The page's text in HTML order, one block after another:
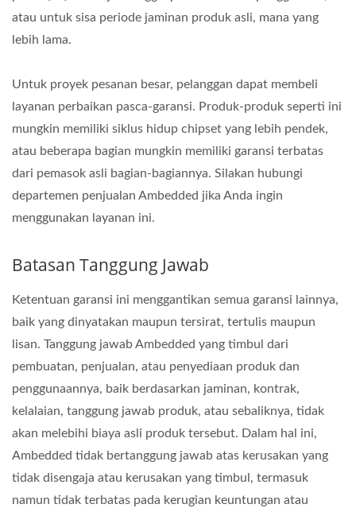
atau untuk sisa periode jaminan produk asli, mana yang
lebih lama.
Untuk proyek pesanan besar, pelanggan dapat membeli
layanan perbaikan pasca-garansi. Produk-produk seperti ini
mungkin memiliki siklus hidup chipset yang lebih pendek,
atau beberapa bagian mungkin memiliki garansi terbatas
dari pemasok asli bagian-bagiannya. Silakan hubungi
departemen penjualan Ambedded jika Anda ingin
menggunakan layanan ini.
Batasan Tanggung Jawab
Ketentuan garansi ini menggantikan semua garansi lainnya,
baik yang dinyatakan maupun tersirat, tertulis maupun
lisan. Tanggung jawab Ambedded yang timbul dari
pembuatan, penjualan, atau penyediaan produk dan
penggunaannya, baik berdasarkan jaminan, kontrak,
kelalaian, tanggung jawab produk, atau sebaliknya, tidak
akan melebihi biaya asli produk tersebut. Dalam hal ini,
Ambedded tidak bertanggung jawab atas kerusakan yang
tidak disengaja atau kerusakan yang timbul, termasuk
namun tidak terbatas pada kerugian keuntungan atau